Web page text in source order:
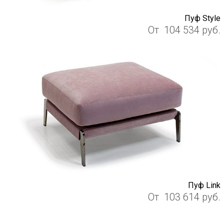
Пуф Style
От 104 534 руб.
Пуф Link
От 103 614 руб.